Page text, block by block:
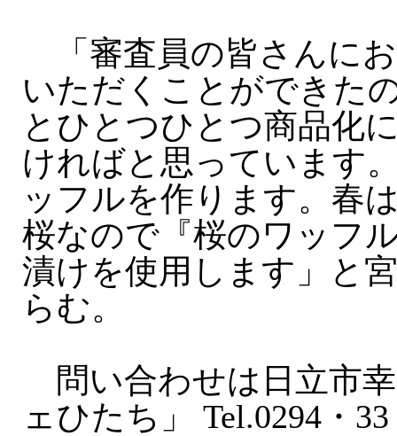
「審査員の皆さんに
いただくことができた
とひとつひとつ商品化
ければと思っています
ッフルを作ります。春
桜なので『桜のワッフ
漬けを使用します」と
らむ。
問い合わせは日立市
ェひたち」 Tel.0294・33